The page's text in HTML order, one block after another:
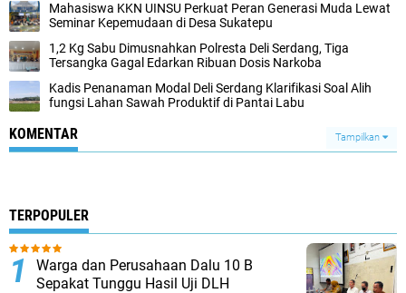
Mahasiswa KKN UINSU Perkuat Peran Generasi Muda Lewat
Seminar Kepemudaan di Desa Sukatepu
1,2 Kg Sabu Dimusnahkan Polresta Deli Serdang, Tiga
Tersangka Gagal Edarkan Ribuan Dosis Narkoba
Kadis Penanaman Modal Deli Serdang Klarifikasi Soal Alih
fungsi Lahan Sawah Produktif di Pantai Labu
KOMENTAR Tampilkan
TERPOPULER
Warga dan Perusahaan Dalu 10 B
Sepakat Tunggu Hasil Uji DLH